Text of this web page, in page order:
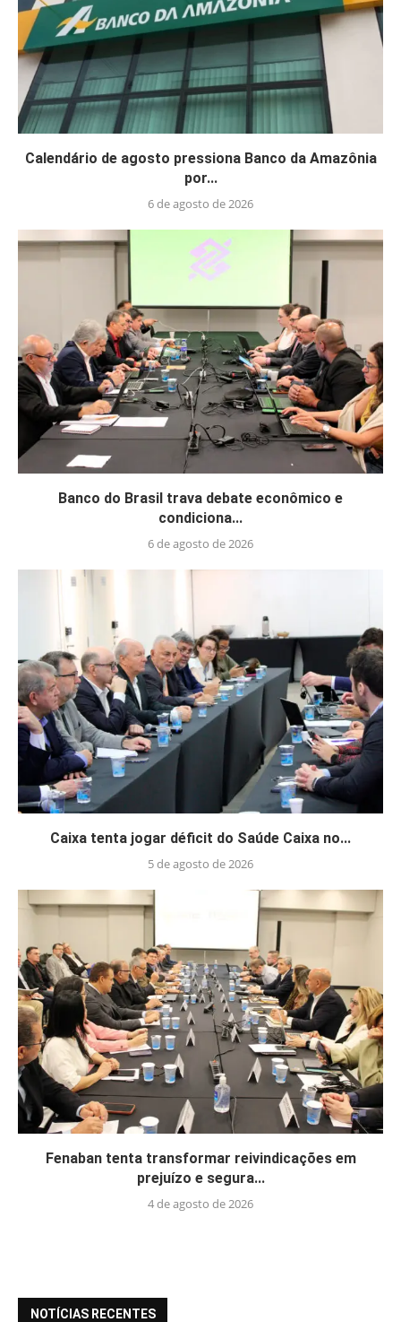
Calendário de agosto pressiona Banco da Amazônia
por...
6 de agosto de 2026
Banco do Brasil trava debate econômico e
condiciona...
6 de agosto de 2026
Caixa tenta jogar déficit do Saúde Caixa no...
5 de agosto de 2026
Fenaban tenta transformar reivindicações em
prejuízo e segura...
4 de agosto de 2026
NOTÍCIAS RECENTES